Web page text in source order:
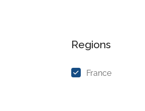
Regions
France